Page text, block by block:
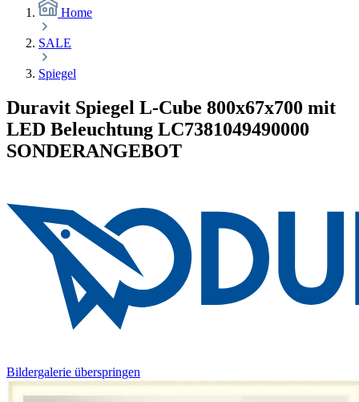
Home
SALE
Spiegel
Duravit Spiegel L-Cube 800x67x700 mit
LED Beleuchtung LC7381049490000
SONDERANGEBOT
Bildergalerie überspringen